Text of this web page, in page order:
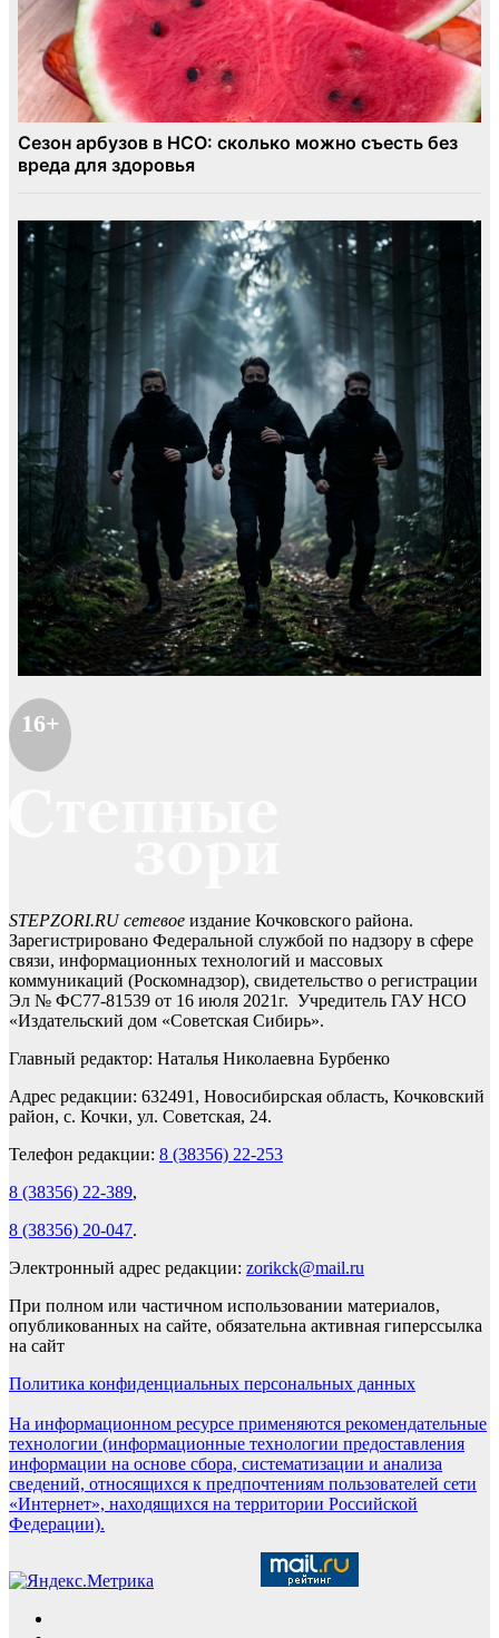
16+
STEPZORI.RU сетевое издание Кочковского района.
Зарегистрировано Федеральной службой по надзору в сфере
связи, информационных технологий и массовых
коммуникаций (Роскомнадзор), свидетельство о регистрации
Эл № ФС77-81539 от 16 июля 2021г. Учредитель ГАУ НСО
«Издательский дом «Советская Сибирь».
Главный редактор: Наталья Николаевна Бурбенко
Адрес редакции: 632491, Новосибирская область, Кочковский
район, с. Кочки, ул. Советская, 24.
Телефон редакции: 8 (38356) 22-253
8 (38356) 22-389,
8 (38356) 20-047.
Электронный адрес редакции: zorikck@mail.ru
При полном или частичном использовании материалов,
опубликованных на сайте, обязательна активная гиперссылка
на сайт
Политика конфиденциальных персональных данных
На информационном ресурсе применяются рекомендательные
технологии (информационные технологии предоставления
информации на основе сбора, систематизации и анализа
сведений, относящихся к предпочтениям пользователей сети
«Интернет», находящихся на территории Российской
Федерации).